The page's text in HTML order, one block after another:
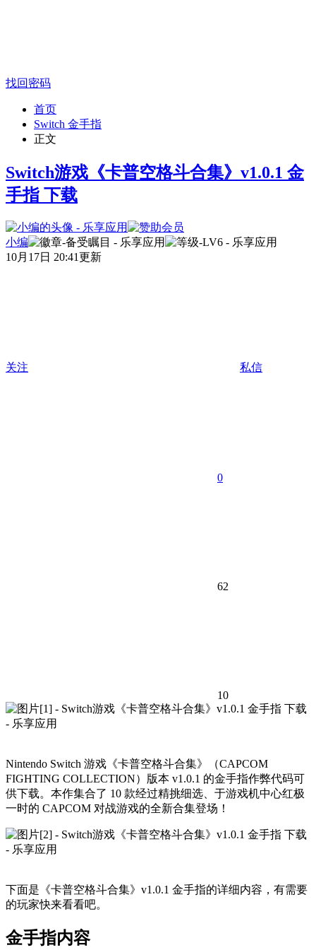
找回密码
首页
Switch 金手指
正文
Switch游戏《卡普空格斗合集》v1.0.1 金
手指 下载
小编
10月17日 20:41更新
关注 私信
0
62
10
Nintendo Switch 游戏《卡普空格斗合集》（CAPCOM
FIGHTING COLLECTION）版本 v1.0.1 的金手指作弊代码可
供下载。本作集合了 10 款经过精挑细选、于游戏机中心红极
一时的 CAPCOM 对战游戏的全新合集登场！
下面是《卡普空格斗合集》v1.0.1 金手指的详细内容，有需要
的玩家快来看看吧。
金手指内容